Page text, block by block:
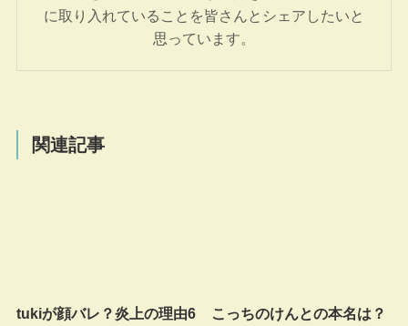
に取り入れていることを皆さんとシェアしたいと
思っています。
関連記事
tukiが顔バレ？炎上の理由6
こっちのけんとの本名は？